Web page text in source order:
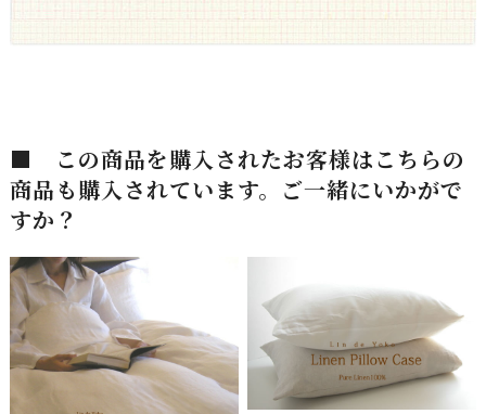
■ この商品を購入されたお客様はこちらの
商品も購入されています。ご一緒にいかがで
すか？